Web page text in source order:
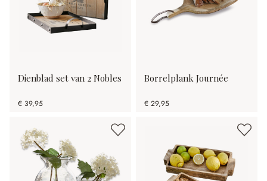
Dienblad set van 2 Nobles
€ 39,95
Borrelplank Journée
€ 29,95